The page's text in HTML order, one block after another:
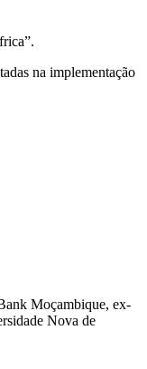
na implementação
Moçambique, ex-
Nova de